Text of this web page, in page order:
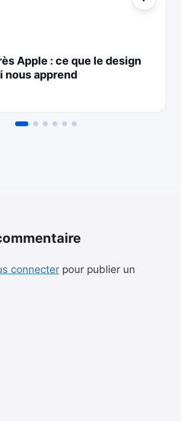
Apple : ce que le design
nous apprend
connecter pour publier un